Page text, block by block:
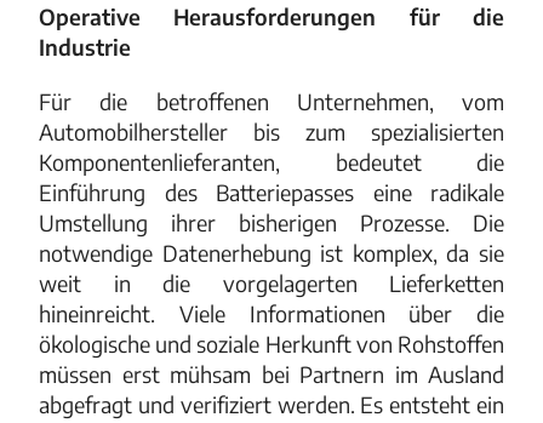
Operative Herausforderungen für die
Industrie
Für die betroffenen Unternehmen, vom
Automobilhersteller bis zum spezialisierten
Komponentenlieferanten, bedeutet die
Einführung des Batteriepasses eine radikale
Umstellung ihrer bisherigen Prozesse. Die
notwendige Datenerhebung ist komplex, da sie
weit in die vorgelagerten Lieferketten
hineinreicht. Viele Informationen über die
ökologische und soziale Herkunft von Rohstoffen
müssen erst mühsam bei Partnern im Ausland
abgefragt und verifiziert werden. Es entsteht ein